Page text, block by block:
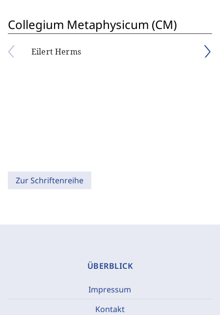
Collegium Metaphysicum (CM)
Eilert Herms
Zur Schriftenreihe
ÜBERBLICK
Impressum
Kontakt